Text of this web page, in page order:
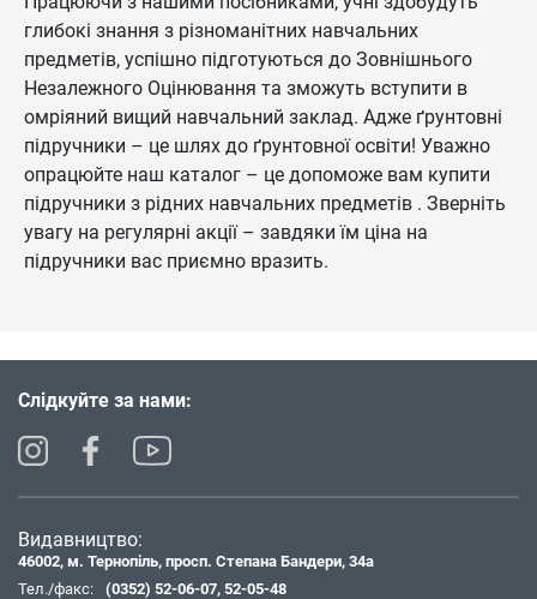
глибокі знання з різноманітних навчальних
предметів, успішно підготуються до Зовнішнього
Незалежного Оцінювання та зможуть вступити в
омріяний вищий навчальний заклад. Адже ґрунтовні
підручники – це шлях до ґрунтовної освіти! Уважно
опрацюйте наш каталог – це допоможе вам купити
підручники з рідних навчальних предметів . Зверніть
увагу на регулярні акції – завдяки їм ціна на
підручники вас приємно вразить.
Слідкуйте за нами:
Видавництво:
46002, м. Тернопіль, просп. Степана Бандери, 34а
Тел./факс:
(0352) 52-06-07, 52-05-48